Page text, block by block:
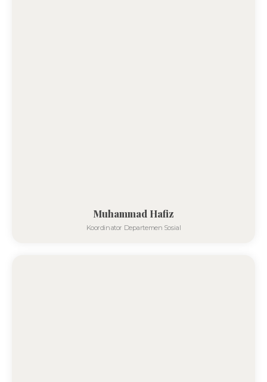
Muhammad Hafiz
Koordinator Departemen Sosial